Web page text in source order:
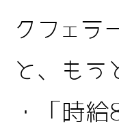
クフェラ
と、も
・「時